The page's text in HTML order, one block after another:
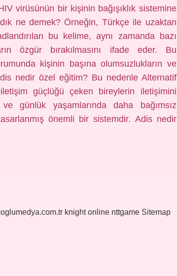
virüsünün bir kişinin bağışıklık sistemine
ne demek? Örneğin, Türkçe ile uzaktan
bu kelime, aynı zamanda bazı
özgür bırakılmasını ifade eder. Bu
kişinin başına olumsuzlukların ve
nedir özel eğitim? Bu nedenle Alternatif
güçlüğü çeken bireylerin iletişimini
günlük yaşamlarında daha bağımsız
önemli bir sistemdir. Adis nedir
knight online nttgame Sitemap